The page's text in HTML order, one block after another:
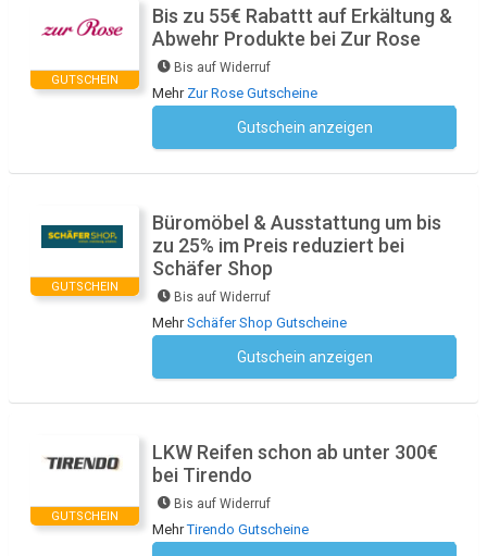
GUTSCHEIN
Bis zu 55€ Rabattt auf Erkältung &
Abwehr Produkte bei Zur Rose
Bis auf Widerruf
Mehr Zur Rose Gutscheine
Gutschein anzeigen
GUTSCHEIN
Büromöbel & Ausstattung um bis
zu 25% im Preis reduziert bei
Schäfer Shop
Bis auf Widerruf
MehrSchäfer Shop Gutscheine
Gutschein anzeigen
GUTSCHEIN
LKW Reifen schon ab unter 300€
bei Tirendo
Bis auf Widerruf
MehrTirendo Gutscheine